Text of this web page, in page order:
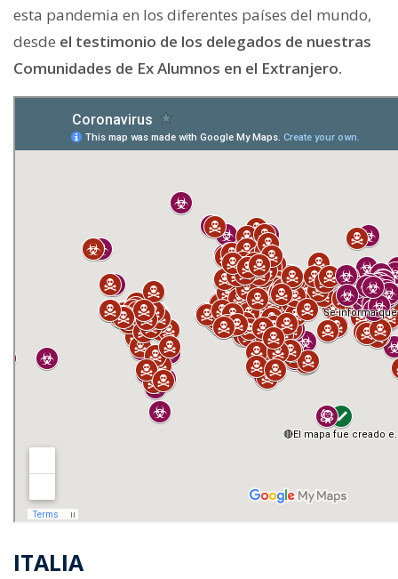
esta pandemia en los diferentes países del mundo,
desde el testimonio de los delegados de nuestras
Comunidades de Ex Alumnos en el Extranjero.
ITALIA